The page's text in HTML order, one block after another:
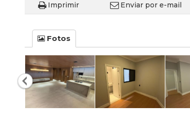
Imprimir Enviar por e-mail
Fotos